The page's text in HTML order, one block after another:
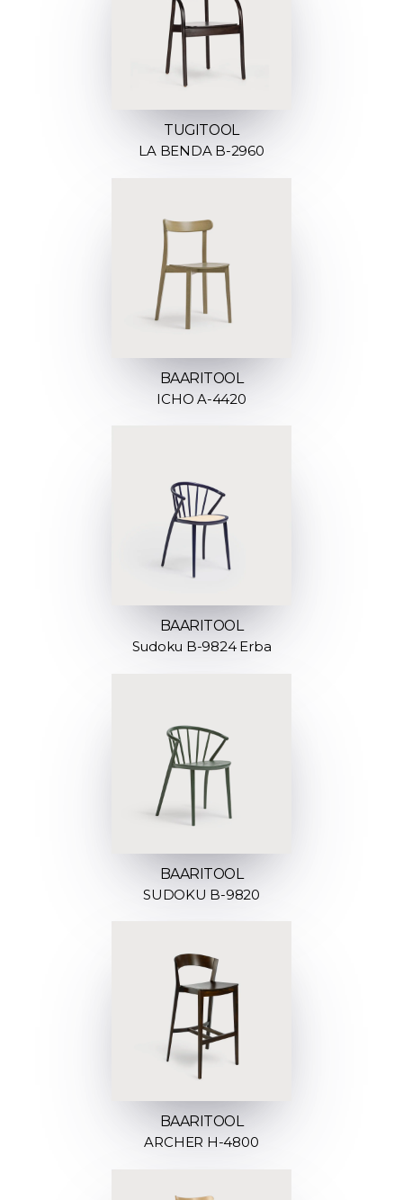
TUGITOOL
LA BENDA B-2960
BAARITOOL
ICHO A-4420
BAARITOOL
Sudoku B-9824 Erba
BAARITOOL
SUDOKU B-9820
BAARITOOL
ARCHER H-4800